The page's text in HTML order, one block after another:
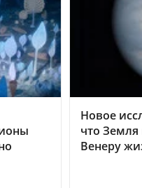
Новое
что Земля
Венеру